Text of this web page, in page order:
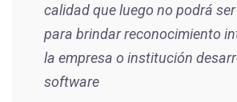
calidad que luego no podrá
para brindar reconocimiento
la empresa o institución
software